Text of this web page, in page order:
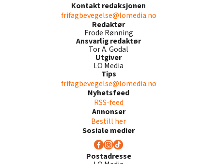
Kontakt redaksjonen
frifagbevegelse@lomedia.no
Redaktør
Frode Rønning
Ansvarlig redaktør
Tor A. Godal
Utgiver
LO Media
Tips
frifagbevegelse@lomedia.no
Nyhetsfeed
RSS-feed
Annonser
Bestill her
Sosiale medier
Postadresse